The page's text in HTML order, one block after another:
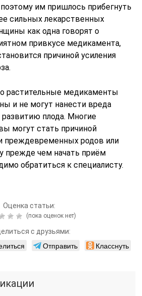
им пришлось прибегнуть
сильных лекарственных
как одна говорят о
привкусе медикамента,
причиной усиления
растительные медикаменты
и не могут нанести вреда
плода. Многие
могут стать причиной
преждевременных родов или
чем начать приём
обратиться к специалисту.
Оценка статьи:
(пока оценок нет)
с друзьями:
Отправить Класснуть